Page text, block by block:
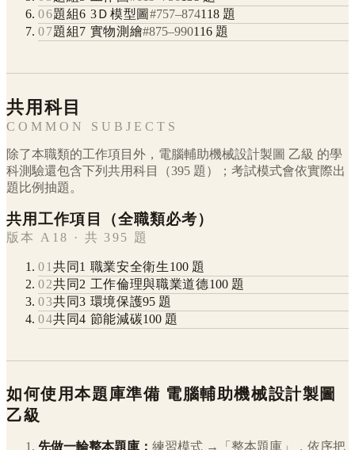
06題組6 3Ｄ模型圖 #757–874118題
07題組7 實物測繪#875–990116 題
共用科目
COMMON SUBJECTS
除了本職類的工作項目外， 電腦輔助機械設計製圖 乙級 的學
科測驗還包含下列共用科目（395 題）；考試模式會依實際出
題比例抽題。
共用工作項目（全職類必考）
版本 A18 · 共 395 題
01共同1 職業安全衛生100題
02共同2 工作倫理與職業道德100題
03共同3 環境保護95 題
04共同4 節能減碳100 題
如何使用本題庫準備 電腦輔助機械設計製圖
乙級
先做一輪整本題庫： 練習模式 →「整本題庫」，依序把